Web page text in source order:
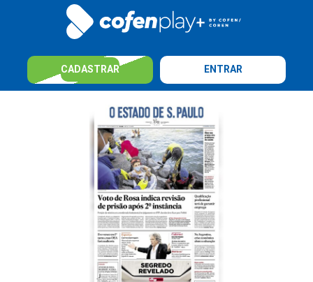
CADASTRAR ENTRAR